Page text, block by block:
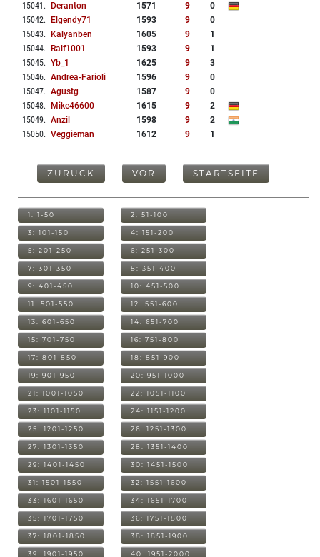
15041 . Deranton 1571 9
0
15042. Elgendy71 1593 9
0
15043. Kalyanben 1605 9
1
15044. Ralf1001 1593 9
1
15045. Yb_1 1625 9
3
15046. Andrea-Farioli 1596 9
0
15047. Agustg 1587 9
0
15048. Mike46600 1615 9
2
15049. Anzil 1598 9
2
15050. Veggieman 1612 9 1
ZURÜCK VOR STARTSEITE
1: 1-50 2: 51-100
3: 101-150 4: 151-200
5: 201-250 6: 251-300
7: 301-350 8: 351-400
9: 401-450 10: 451-500
11: 501-550 12: 551-600
13: 601-650 14: 651-700
15: 701-750 16: 751-800
17: 801-850 18: 851-900
19: 901-950 20: 951-1000
21: 1001-1050 22: 1051-1100
23: 1101-1150 24: 1151-1200
25: 1201-1250 26: 1251-1300
27: 1301-1350 28: 1351-1400
29: 1401-1450 30: 1451-1500
31: 1501-1550 32: 1551-1600
33: 1601-1650 34: 1651-1700
35: 1701-1750 36: 1751-1800
37: 1801-1850 38: 1851-1900
39: 1901-1950 40: 1951-2000